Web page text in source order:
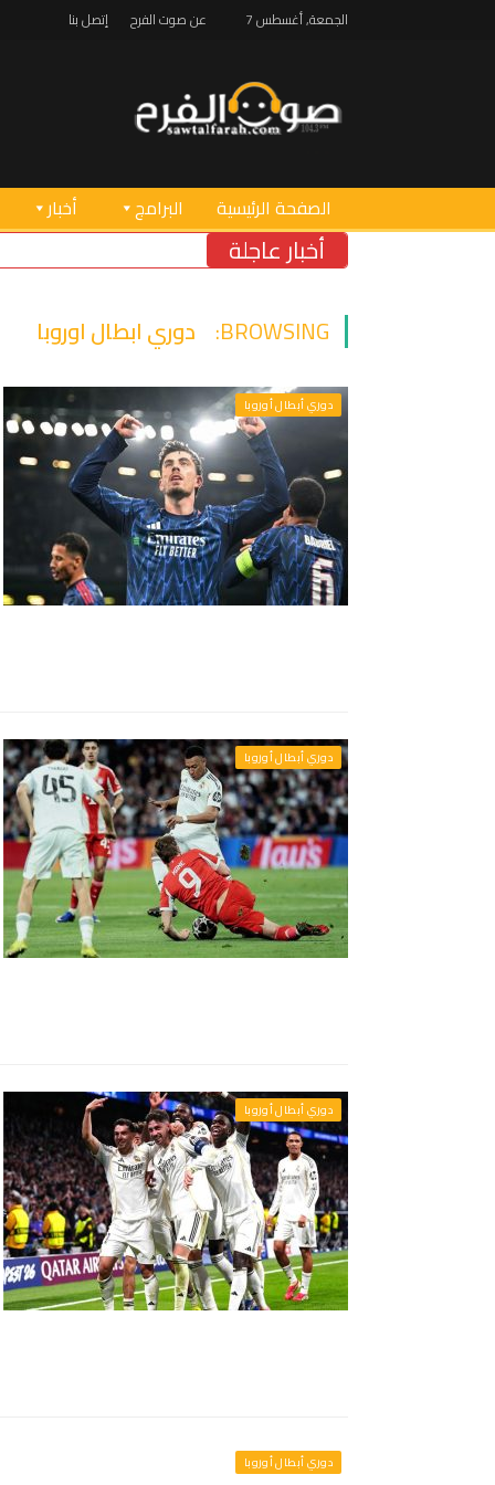
الجمعة, أغسطس 7 عن صوت الفرح إتصل بنا
الصفحة الرئيسية البرامج أخبار
أخبار عاجلة
BROWSING: دوري ابطال اوروبا
دوري أبطال أوروبا
دوري أبطال أوروبا
دوري أبطال أوروبا
دوري أبطال أوروبا